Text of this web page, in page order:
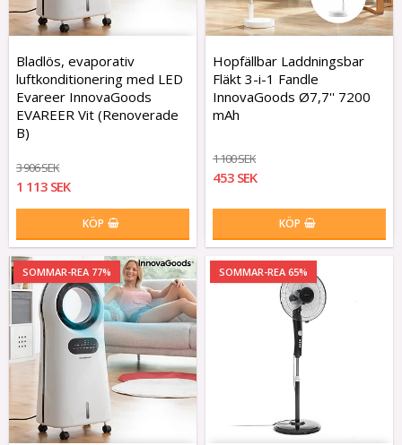
Bladlös, evaporativ
luftkonditionering med LED
Evareer InnovaGoods
EVAREER Vit (Renoverade
B)
3 906 SEK
1 113 SEK
KÖP
Hopfällbar Laddningsbar
Fläkt 3-i-1 Fandle
InnovaGoods Ø7,7'' 7200
mAh
1 100 SEK
453 SEK
KÖP
SOMMAR-REA 77% SOMMAR-REA 65%